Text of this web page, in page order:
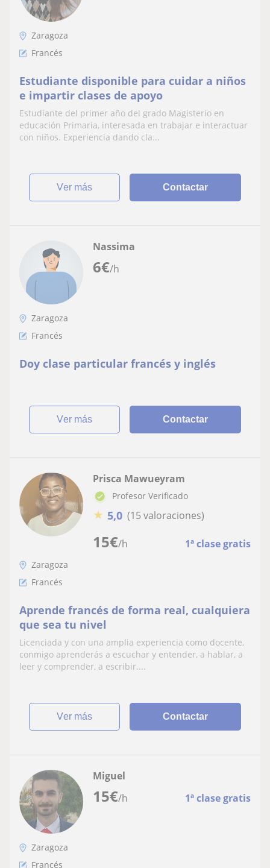
Zaragoza
Francés
Estudiante disponible para cuidar a niños
e impartir clases de apoyo
Estudiante del primer año del grado Magisterio en
educación Primaria, interesada en trabajar e interactuar
con niños. Experiencia dando cla...
ver más Contactar
6€/h
Nassima
Zaragoza
Francés
Doy clase particular francés y inglés
ver más Contactar
15€/h 1ª clase gratis
Prisca Mawueyram
Profesor Verificado
★ 5,0 (15 valoraciones)
Zaragoza
Francés
Aprende francés de forma real, cualquiera
que sea tu nivel
Licenciada y con una amplia experiencia como docente,
conmigo aprenderás a escuchar y entender, a hablar, a
leer y comprender, a escribir....
ver más Contactar
15€/h 1ª clase gratis
Miguel
Zaragoza
Francés